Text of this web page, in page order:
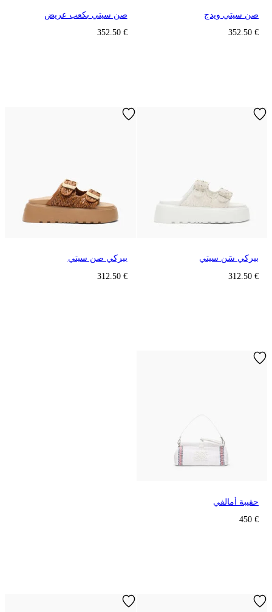
صن سيتي ويدج
€ 352.50
صن سيتي بكعب عريض
€ 352.50
بيركي سَن سيتي
€ 312.50
بيركي صن سيتي
€ 312.50
حقيبة أمالفي
€ 450